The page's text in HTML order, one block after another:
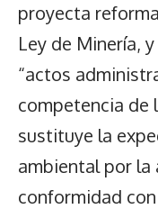
proyecta
Ley de Minería,
“actos
competencia de
sustituye la
ambiental por la
conformidad